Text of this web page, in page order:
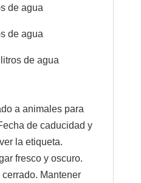
de agua
de agua
de agua
a animales para
de caducidad y
la etiqueta.
fresco y oscuro.
Mantener